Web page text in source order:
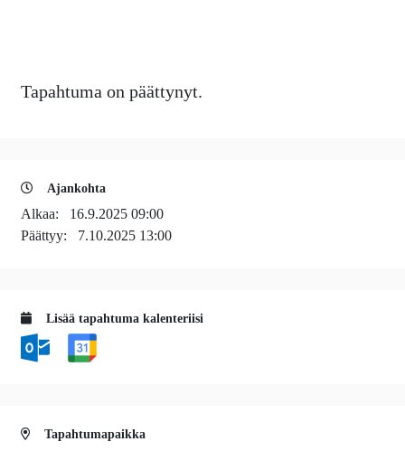
Tapahtuma on päättynyt.
Ajankohta
Alkaa: 16.9.2025 09:00
Päättyy: 7.10.2025 13:00
Lisää tapahtuma kalenteriisi
Tapahtumapaikka